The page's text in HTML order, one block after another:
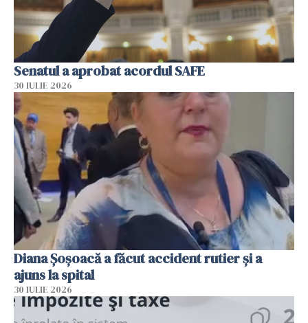
Senatul a aprobat acordul SAFE
30 IULIE 2026
Diana Șoșoacă a făcut accident rutier și a
ajuns la spital
30 IULIE 2026